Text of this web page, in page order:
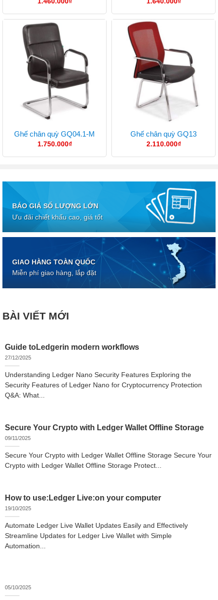
Ghế chân quỳ GQ04.1-M
1.750.000₫
Ghế chân quỳ GQ13
2.110.000₫
BÁO GIÁ SỐ LƯỢNG LỚN
Ưu đãi chiết khấu cao, giá tốt
GIAO HÀNG TOÀN QUỐC
Miễn phí giao hàng, lắp đặt
BÀI VIẾT MỚI
Guide toLedgerin modern workflows
27/12/2025
Understanding Ledger Nano Security Features Exploring the
Security Features of Ledger Nano for Cryptocurrency Protection
Q&A: What...
Secure Your Crypto with Ledger Wallet Offline Storage
09/11/2025
Secure Your Crypto with Ledger Wallet Offline Storage Secure Your
Crypto with Ledger Wallet Offline Storage Protect...
How to use:Ledger Live:on your computer
19/10/2025
Automate Ledger Live Wallet Updates Easily and Effectively
Streamline Updates for Ledger Live Wallet with Simple
Automation...
05/10/2025